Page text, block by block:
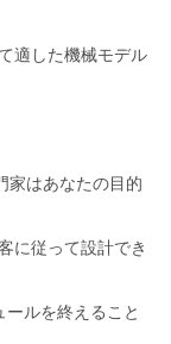
適した機械モデル
家はあなたの目的
に従って設計でき
ルを終えること